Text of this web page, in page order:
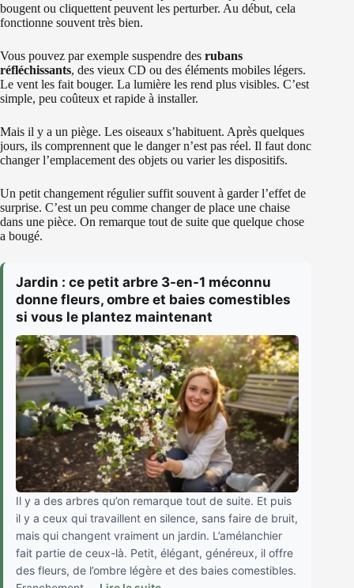
bougent ou cliquettent peuvent les perturber. Au début, cela
fonctionne souvent très bien.
Vous pouvez par exemple suspendre des rubans
réfléchissants, des vieux CD ou des éléments mobiles légers.
Le vent les fait bouger. La lumière les rend plus visibles. C’est
simple, peu coûteux et rapide à installer.
Mais il y a un piège. Les oiseaux s’habituent. Après quelques
jours, ils comprennent que le danger n’est pas réel. Il faut donc
changer l’emplacement des objets ou varier les dispositifs.
Un petit changement régulier suffit souvent à garder l’effet de
surprise. C’est un peu comme changer de place une chaise
dans une pièce. On remarque tout de suite que quelque chose
a bougé.
Jardin : ce petit arbre 3-en-1 méconnu
donne fleurs, ombre et baies comestibles
si vous le plantez maintenant
Il y a des arbres qu’on remarque tout de suite. Et puis
il y a ceux qui travaillent en silence, sans faire de bruit,
mais qui changent vraiment un jardin. L’amélanchier
fait partie de ceux-là. Petit, élégant, généreux, il offre
des fleurs, de l’ombre légère et des baies comestibles.